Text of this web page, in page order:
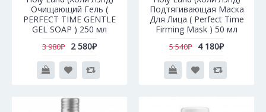
Очищающий Гель (
PERFECT TIME GENTLE
GEL SOAP ) 250 мл
3 980₽ 2 580₽
Подтягивающая Маска
Для Лица ( Perfect Time
Firming Mask ) 50 мл
5 540₽ 4 180₽